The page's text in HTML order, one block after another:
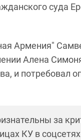
суда
Армения"
Алена
и потребовал
за
КУ в